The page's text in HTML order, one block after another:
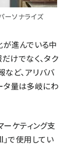
ーソナライズ
が進んでいる中
けでなく、タク
ど、アリババ
タ量は多岐にわ
ケティング支
」で使用してい